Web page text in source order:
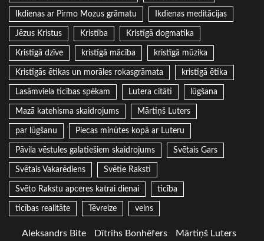
Ikdienas ar Pirmo Mozus grāmatu Ikdienas meditācijas
Jēzus Kristus Kristība Kristīgā dogmatika
Kristīgā dzīve kristīgā mācība kristīgā mūzika
Kristīgās ētikas un morāles rokasgrāmata kristīgā ētika
Lasāmviela ticības spēkam Lutera citāti lūgšana
Mazā katehisma skaidrojums Mārtiņš Luters
par lūgšanu Piecas minūtes kopā ar Luteru
Pāvila vēstules galatiešiem skaidrojums Svētais Gars
Svētais Vakarēdiens Svētie Raksti
Svēto Rakstu apceres katrai dienai ticība
ticības realitāte Tēvreize velns
Aleksandrs Bite Dītrihs Bonhēfers Mārtiņš Luters